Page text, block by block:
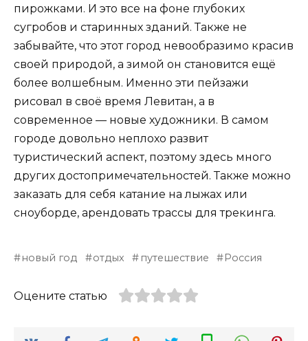
пирожками. И это все на фоне глубоких
сугробов и старинных зданий. Также не
забывайте, что этот город невообразимо красив
своей природой, а зимой он становится ещё
более волшебным. Именно эти пейзажи
рисовал в своё время Левитан, а в
современное — новые художники. В самом
городе довольно неплохо развит
туристический аспект, поэтому здесь много
других достопримечательностей. Также можно
заказать для себя катание на лыжах или
сноуборде, арендовать трассы для трекинга.
новый год отдых путешествие Россия
Оцените статью